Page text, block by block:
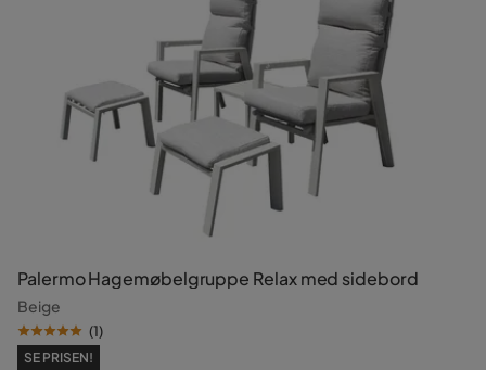
Palermo Hagemøbelgruppe Relax med sidebord
Beige
(1)
SE PRISEN!